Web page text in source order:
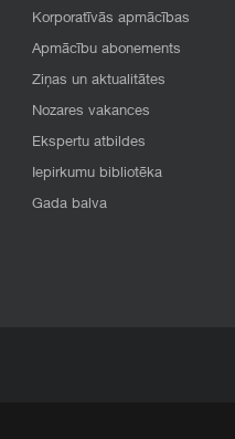
Korporatīvās apmācības
Apmācību abonements
Ziņas un aktualitātes
Nozares vakances
Ekspertu atbildes
Iepirkumu bibliotēka
Gada balva